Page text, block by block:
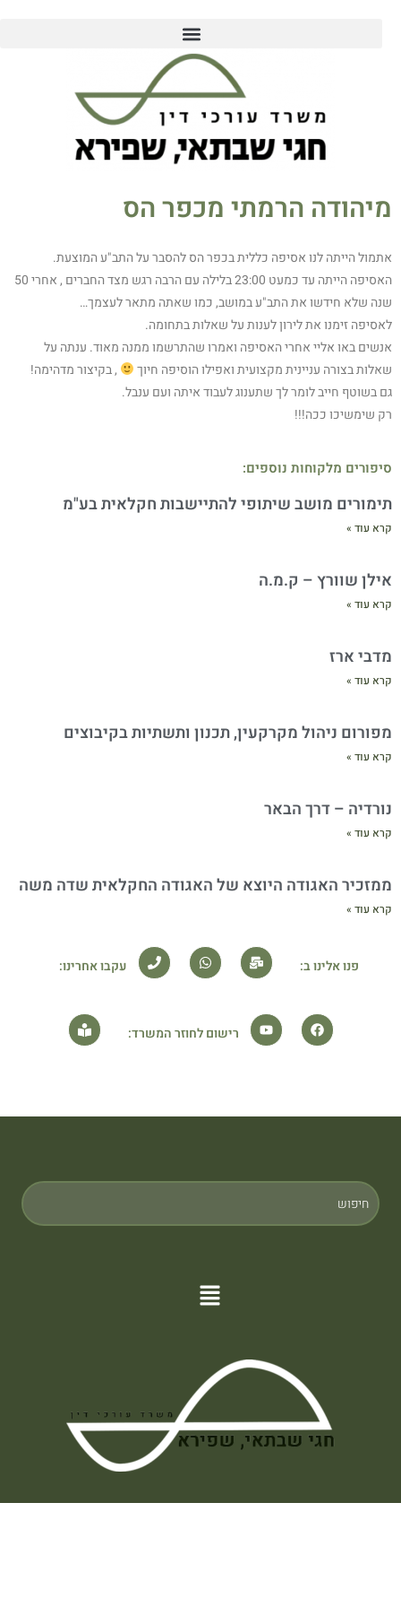
מיהודה הרמתי מכפר הס
אתמול הייתה לנו אסיפה כללית בכפר הס להסבר על התב"ע המוצעת.
האסיפה הייתה עד כמעט 23:00 בלילה עם הרבה רגש מצד החברים , אחרי 50
שנה שלא חידשו את התב"ע במושב, כמו שאתה מתאר לעצמך…
לאסיפה זימנו את לירון לענות על שאלות בתחומה.
אנשים באו אליי אחרי האסיפה ואמרו שהתרשמו ממנה מאוד. ענתה על
שאלות בצורה עניינית מקצועית ואפילו הוסיפה חיוך
, בקיצור מדהימה!
גם בשוטף חייב לומר לך שתענוג לעבוד איתה ועם ענבל.
רק שימשיכו ככה!!!
סיפורים מלקוחות נוספים:
תימורים מושב שיתופי להתיישבות חקלאית בע"מ
קרא עוד »
אילן שוורץ – ק.מ.ה
קרא עוד »
מדבי ארז
קרא עוד »
מפורום ניהול מקרקעין, תכנון ותשתיות בקיבוצים
קרא עוד »
נורדיה – דרך הבאר
קרא עוד »
ממזכיר האגודה היוצא של האגודה החקלאית שדה משה
קרא עוד »
פנו אלינו ב: עקבו אחרינו:
רישום לחוזר המשרד: